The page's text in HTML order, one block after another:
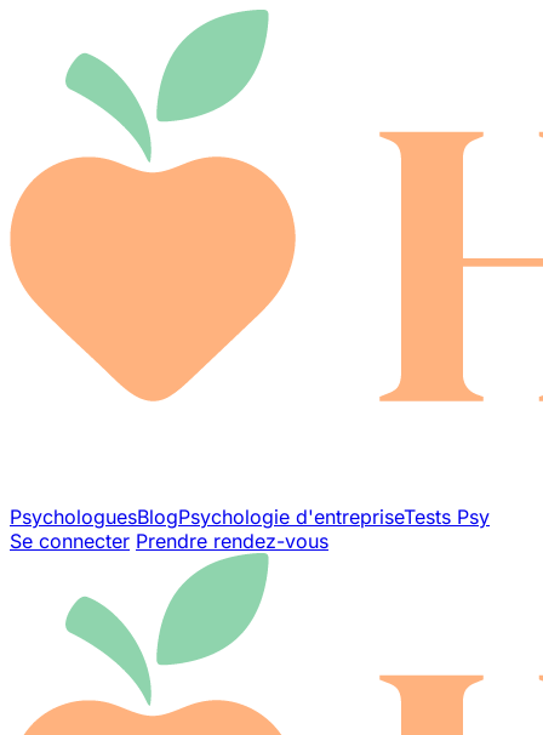
PsychologuesBlogPsychologie d'entrepriseTests Psy
Se connecter Prendre rendez-vous